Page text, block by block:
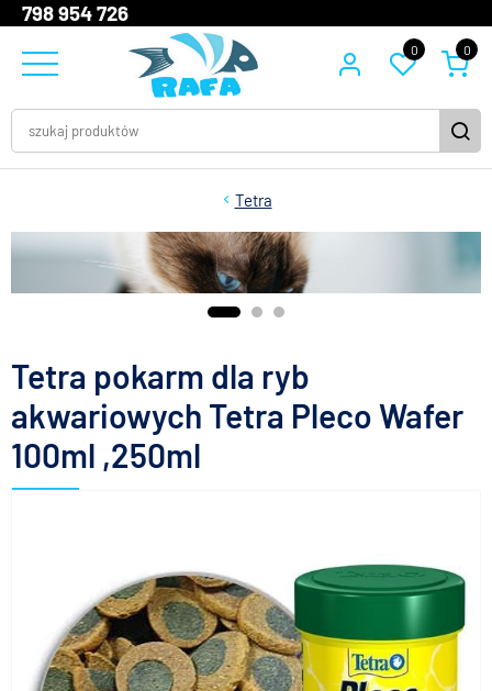
798 954 726
0 0
Tetra
Tetra pokarm dla ryb
akwariowych Tetra Pleco Wafer
100ml ,250ml